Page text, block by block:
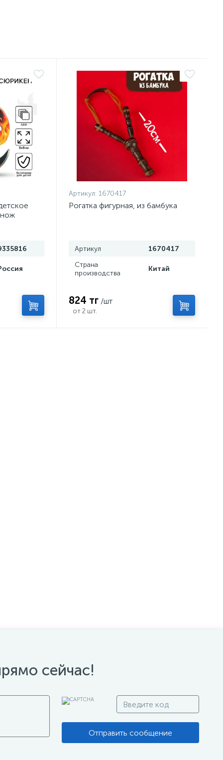
Артикул: 1670417
Рогатка фигурная, из бамбука
Артикул
1670417
Страна
производства
Китай
824 тг /шт
от 2 шт.
сейчас!
Отправить сообщение